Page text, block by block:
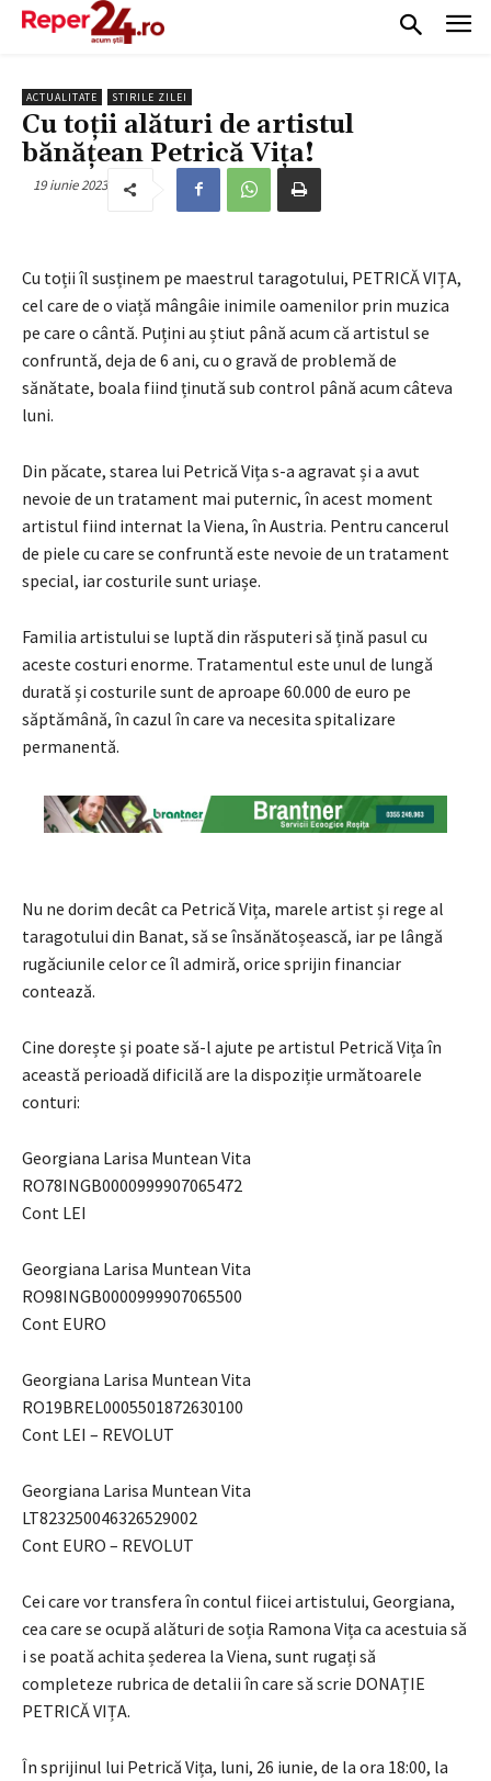
ACTUALITATE STIRILE ZILEI
Cu toții alături de artistul
bănățean Petrică Vița!
19 iunie 2023
Cu toții îl susținem pe maestrul taragotului, PETRICĂ VIȚA,
cel care de o viață mângâie inimile oamenilor prin muzica
pe care o cântă. Puțini au știut până acum că artistul se
confruntă, deja de 6 ani, cu o gravă de problemă de
sănătate, boala fiind ținută sub control până acum câteva
luni.
Din păcate, starea lui Petrică Vița s-a agravat și a avut
nevoie de un tratament mai puternic, în acest moment
artistul fiind internat la Viena, în Austria. Pentru cancerul
de piele cu care se confruntă este nevoie de un tratament
special, iar costurile sunt uriașe.
Familia artistului se luptă din răsputeri să țină pasul cu
aceste costuri enorme. Tratamentul este unul de lungă
durată și costurile sunt de aproape 60.000 de euro pe
săptămână, în cazul în care va necesita spitalizare
permanentă.
Nu ne dorim decât ca Petrică Vița, marele artist și rege al
taragotului din Banat, să se însănătoșească, iar pe lângă
rugăciunile celor ce îl admiră, orice sprijin financiar
contează.
Cine dorește și poate să-l ajute pe artistul Petrică Vița în
această perioadă dificilă are la dispoziție următoarele
conturi:
Georgiana Larisa Muntean Vita
RO78INGB0000999907065472
Cont LEI
Georgiana Larisa Muntean Vita
RO98INGB0000999907065500
Cont EURO
Georgiana Larisa Muntean Vita
RO19BREL0005501872630100
Cont LEI – REVOLUT
Georgiana Larisa Muntean Vita
LT823250046326529002
Cont EURO – REVOLUT
Cei care vor transfera în contul fiicei artistului, Georgiana,
cea care se ocupă alături de soția Ramona Vița ca acestuia să
i se poată achita șederea la Viena, sunt rugați să
completeze rubrica de detalii în care să scrie DONAȚIE
PETRICĂ VIȚA.
În sprijinul lui Petrică Vița, luni, 26 iunie, de la ora 18:00, la